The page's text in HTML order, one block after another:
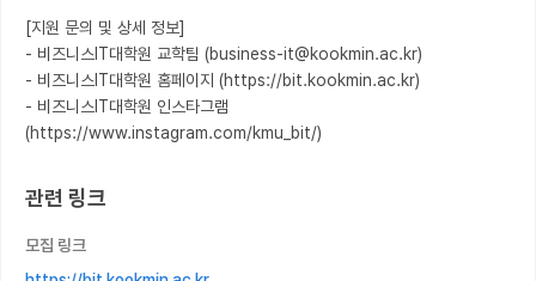
[지원 문의 및 상세 정보]
- 비즈니스IT대학원 교학팀 (business-it@kookmin.ac.kr)
- 비즈니스IT대학원 홈페이지 (https://bit.kookmin.ac.kr)
- 비즈니스IT대학원 인스타그램
(https://www.instagram.com/kmu_bit/)
관련 링크
모집 링크